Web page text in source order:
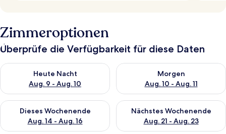
Zimmeroptionen
Überprüfe die Verfügbarkeit für diese Daten
Heute Nacht
Aug. 9 - Aug. 10
Überprüfe die Verfügbarkeit für heute Nacht, Aug. 9 - Aug.
Morgen
Aug. 10 - Aug. 11
Überprüfe die Verfügbarkeit
Dieses Wochenende
Aug. 14 - Aug. 16
Überprüfe die Verfügbarkeit für dieses Wochenende, Aug. 14
Nächstes Wochenende
Aug. 21 - Aug. 23
Überprüfe die Verfügbarkeit